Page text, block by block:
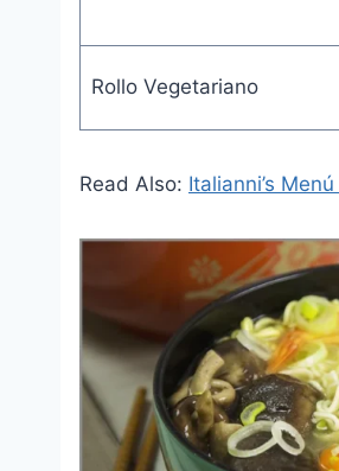
Rollo Vegetariano
Read Also: Italianni’s